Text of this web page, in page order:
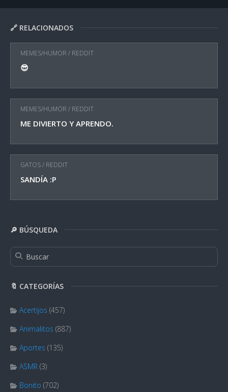
🔗 RELACIONADOS
MEMES/HUMOR / REDDIT
😎
MEMES/HUMOR / REDDIT
ME DIVIERTO Y APRENDO.
GATOS/ REDDIT
SANDÍA :P
🔎 BÚSQUEDA
🔖 CATEGORÍAS
Acertijos (457)
Animalitos (887)
Aportes (135)
ASMR (3)
Bonito (702)